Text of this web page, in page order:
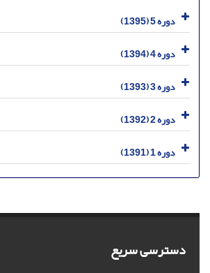
دوره 5 (1395)
دوره 4 (1394)
دوره 3 (1393)
دوره 2 (1392)
دوره 1 (1391)
دسترسی سریع